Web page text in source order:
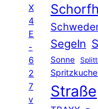
X
4
E
-
6
2
7
v
Segeln
Sonne
Straße